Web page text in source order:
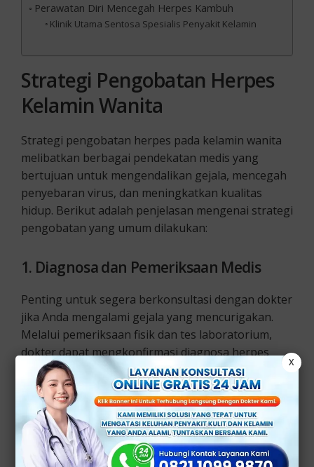
Perawatan Diri Mencegah Herpes Kambuh
Klinik Utama Sentosa Spesialis Penyakit Kelamin
Strategi Pengobatan Herpes
Kelamin Wanita
Strategi pengobatan herpes pada kelamin wanita
melibatkan berbagai pendekatan medis yang
bertujuan untuk mengendalikan gejala, mencegah
penyebaran virus, dan meningkatkan kualitas
hidup. Berikut adalah penjelasan mengenai strategi
pengobatan yang umum dilakukan:
1. Diagnosa dan Pemeriksaan Medis
Penting untuk segera berkonsultasi dengan dokter
jika Anda mengalami gejala yang mencurigakan.
Melalui pemeriksaan fisik dan tes laboratorium,
dokter dapat mengkonfirmasi diagnosa herpes
pada kelamin dan menentukan langkah-langkah
pengobatan yang tepat.
2. Pengobatan Medis
Biasanya melibatkan penggunaan obat-obatan
X